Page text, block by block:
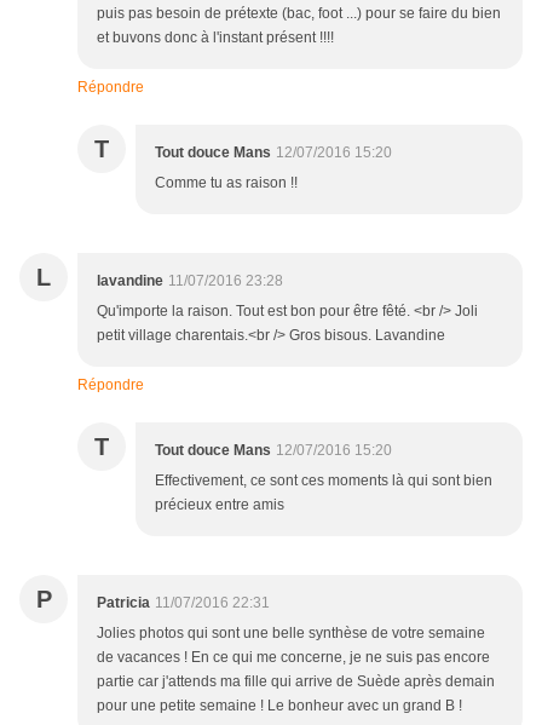
puis pas besoin de prétexte (bac, foot ...) pour se faire du bien
et buvons donc à l'instant présent !!!!
Répondre
T Tout douce Mans 12/07/2016 15:20
Comme tu as raison !!
L lavandine 11/07/2016 23:28
Qu'importe la raison. Tout est bon pour être fêté. <br /> Joli
petit village charentais.<br /> Gros bisous. Lavandine
Répondre
T Tout douce Mans 12/07/2016 15:20
Effectivement, ce sont ces moments là qui sont bien
précieux entre amis
P Patricia 11/07/2016 22:31
Jolies photos qui sont une belle synthèse de votre semaine
de vacances ! En ce qui me concerne, je ne suis pas encore
partie car j'attends ma fille qui arrive de Suède après demain
pour une petite semaine ! Le bonheur avec un grand B !